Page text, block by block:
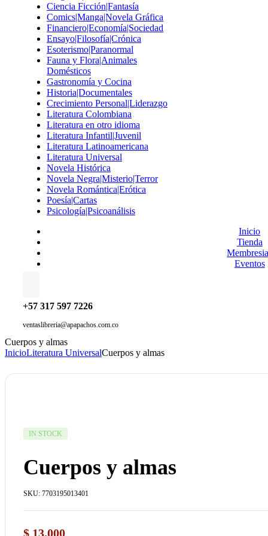
Ciencia Ficción|Fantasía
Comics|Manga|Novela Gráfica
Financiero|Economía|Sociedad
Ensayo|Filosofía|Crónica
Esoterismo|Paranormal
Fauna y Flora|Animales
Domésticos
Gastronomía y Cocina
Historia|Documentales
Crecimiento Personal|Liderazgo
Literatura Colombiana
Literatura en otro idioma
Literatura Infantil|Juvenil
Literatura Latinoamericana
Literatura Universal
Novela Histórica
Novela Negra|Misterio|Terror
Novela Romántica|Erótica
Poesía|Cartas
Psicología|Psicoanálisis
Inicio
Tienda
Eventos
+57 317 597 7226
ventaslibreria@apapachos.com.co
Cuerpos y almas
InicioLiteratura UniversalCuerpos y almas
AVAILABILITY:
IN STOCK
Cuerpos y almas
SKU: 7703195013401
$ 13.000